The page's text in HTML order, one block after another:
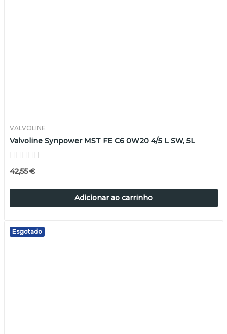
VALVOLINE
Valvoline Synpower MST FE C6 0W20 4/5 L SW, 5L
42,55 €
Adicionar ao carrinho
Esgotado